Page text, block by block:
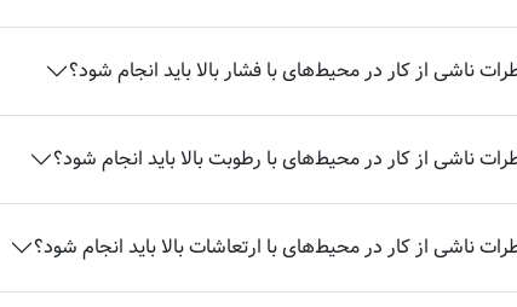
ناشی از کار در محیط‌های با فشار بالا باید انجام شود؟
ناشی از کار در محیط‌های با رطوبت بالا باید انجام شود؟
ناشی از کار در محیط‌های با ارتعاشات بالا باید انجام شود؟